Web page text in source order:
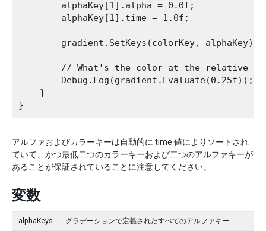
        alphaKey[1].alpha = 0.0f;
        alphaKey[1].time = 1.0f;
        gradient.SetKeys(colorKey, alphaKey);
// What's the color at the relative
Debug.Log (gradient.Evaluate(0.25f));
    }
アルファおよびカラーキーは自動的に time 値によりソートされ
ていて、かつ最低二つのカラーキーおよび二つのアルファキーが
あることが保証されていることに注意してください。
変数
alphaKeys グラデーションで定義されたすべてのアルファキー